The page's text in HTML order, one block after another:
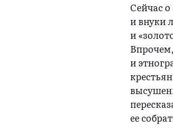
Сейчас
и внуки
и
и
ее